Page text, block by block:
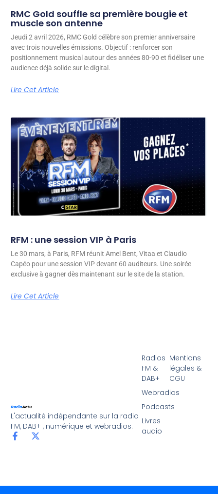
RMC Gold souffle sa première bougie et
muscle son antenne
Jeudi 2 avril 2026, RMC Gold célèbre son premier anniversaire
avec trois nouvelles émissions. Objectif : renforcer son
positionnement musical autour des années 80-90 et fidéliser une
audience déjà solide sur le digital.
Lire Cet Article
RFM : une session VIP à Paris
Le 30 mars, à Paris, RFM réunit Amel Bent, Vitaa et Claudio
Capéo pour une session VIP devant 60 auditeurs. Une soirée
exclusive à gagner dès maintenant sur le site de la station.
Lire Cet Article
L'actualité indépendante sur la radio
FM, DAB+ , numérique et webradios.
Radios
FM &
DAB+
Webradios
Podcasts
Livres
audio
Mentions
légales &
CGU